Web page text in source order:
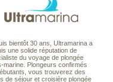
bientôt 30 ans, Ultramarina a
une solide réputation de
du voyage de plongée
marine. Plongeurs confirmés
vous trouverez des
de séjour et croisière plongée